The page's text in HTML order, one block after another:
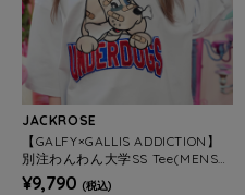
JACKROSE
【GALFY×GALLIS ADDICTION】
別注わんわん大学SS Tee(MENS/
WOMENS)
¥9,790 (税込)